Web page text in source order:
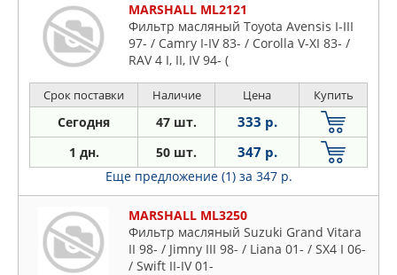
MARSHALL ML2121
Фильтр масляный Toyota Avensis I-III
97- / Camry I-IV 83- / Corolla V-XI 83- /
RAV 4 I, II, IV 94- (
Срок поставки Наличие Цена Купить
Сегодня 47 шт. 333 р.
1 дн. 50 шт. 347 р.
Еще предложение (1) за 347 р.
MARSHALL ML3250
Фильтр масляный Suzuki Grand Vitara
II 98- / Jimny III 98- / Liana 01- / SX4 I 06-
/ Swift II-IV 01-